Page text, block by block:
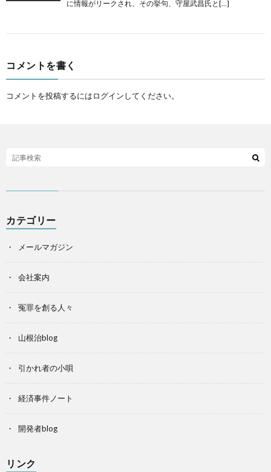
に情報がリークされ、その挙句、守屋武昌氏と[…]
コメントを書く
コメントを投稿するにはログインしてください。
カテゴリー
メールマガジン
会社案内
冤罪を創る人々
山根治blog
引かれ者の小唄
経済事件ノート
開発者blog
リンク